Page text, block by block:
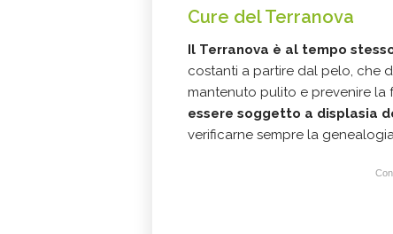
Cure del Terranova
Il Terranova è al tempo
costanti a partire dal pelo, che
mantenuto pulito e prevenire la
essere soggetto a displasia
verificarne sempre la